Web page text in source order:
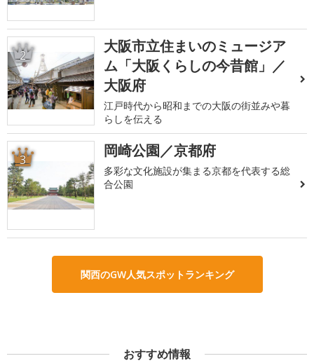
2
大阪市立住まいのミュージア
ム「大阪くらしの今昔館」／
大阪府
江戸時代から昭和までの大阪の街並みや暮
らしを伝える
3 岡崎公園／京都府
多彩な文化施設が集まる京都を代表する総
合公園
関西のGW人気スポットランキング
おすすめ情報